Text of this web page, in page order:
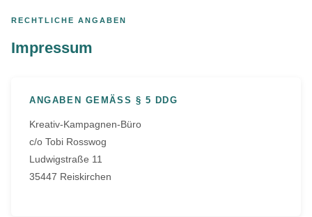
Inhalt
springen
RECHTLICHE ANGABEN
Impressum
ANGABEN GEMÄSS § 5 DDG
Kreativ-Kampagnen-Büro
c/o Tobi Rosswog
Ludwigstraße 11
35447 Reiskirchen